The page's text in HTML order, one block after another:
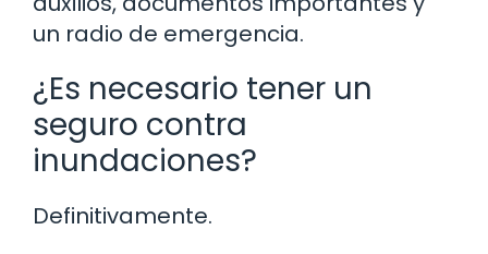
un radio de emergencia.
¿Es necesario tener un
seguro contra
inundaciones?
Definitivamente.